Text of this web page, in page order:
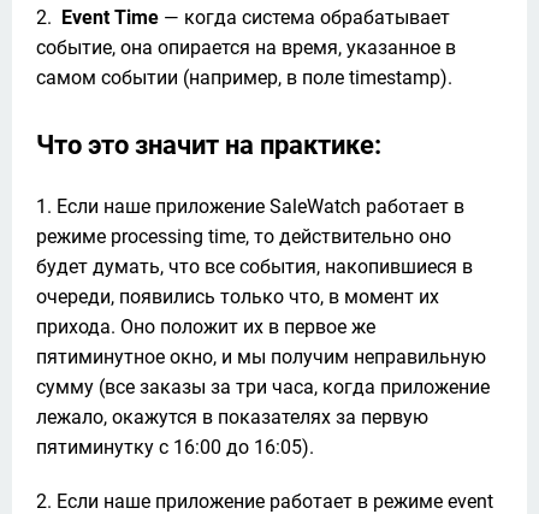
2. Event Time — когда система обрабатывает
событие, она опирается на время, указанное в
самом событии (например, в поле timestamp).
Что это значит на практике:
Если наше приложение SaleWatch работает в
режиме processing time, то действительно оно
будет думать, что все события, накопившиеся в
очереди, появились только что, в момент их
прихода. Оно положит их в первое же
пятиминутное окно, и мы получим неправильную
сумму (все заказы за три часа, когда приложение
лежало, окажутся в показателях за первую
пятиминутку с 16:00 до 16:05).
Если наше приложение работает в режиме event